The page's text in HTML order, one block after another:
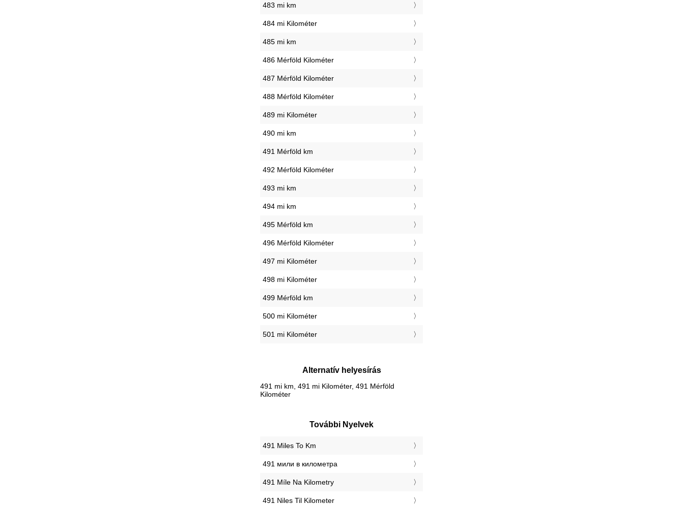
483 mi km
484 mi Kilométer
485 mi km
486 Mérföld Kilométer
487 Mérföld Kilométer
488 Mérföld Kilométer
489 mi Kilométer
490 mi km
491 Mérföld km
492 Mérföld Kilométer
493 mi km
494 mi km
495 Mérföld km
496 Mérföld Kilométer
497 mi Kilométer
498 mi Kilométer
499 Mérföld km
500 mi Kilométer
501 mi Kilométer
Alternatív helyesírás
491 mi km, 491 mi Kilométer, 491 Mérföld
Kilométer
További Nyelvek
‎491 Miles To Km
‎491 мили в километра
‎491 Míle Na Kilometry
‎491 Niles Til Kilometer